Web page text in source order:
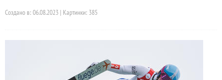
Создано в: 06.08.2023 | Картинки: 385